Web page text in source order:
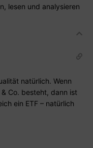
lesen und analysieren
natürlich. Wenn
Co. besteht, dann ist
ein ETF – natürlich